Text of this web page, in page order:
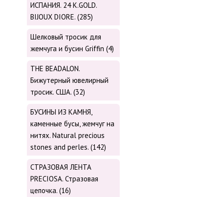
ИСПАНИЯ. 24 K.GOLD.
BIJOUX DIORE. (285)
Шелковый тросик для
жемчуга и бусин Griffin (4)
THE BEADALON.
Бижутерный ювелирный
тросик. США. (32)
БУСИНЫ ИЗ КАМНЯ,
каменные бусы, жемчуг на
нитях. Natural precious
stones and perles. (142)
СТРАЗОВАЯ ЛЕНТА
PRECIOSA. Стразовая
цепочка. (16)